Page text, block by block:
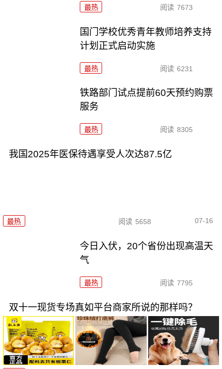
最热 阅读 7673
国门学校优秀青年教师培养支持
计划正式启动实施
最热 阅读 6231
铁路部门试点提前60天预约购票
服务
最热 阅读 8305
我国2025年医保待遇享受人次达87.5亿
最热 阅读 5658 07-16
今日入伏，20个省份出现高温天
气
最热 阅读 7795
双十一现货专场真如平台商家所说的那样吗？